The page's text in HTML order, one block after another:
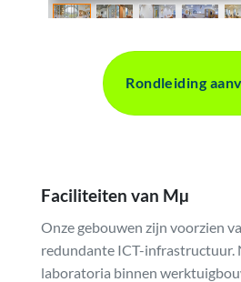
Rondleiding
Faciliteiten van Mµ
Onze gebouwen zijn voorzien
redundante ICT-infrastructuur.
laboratoria binnen